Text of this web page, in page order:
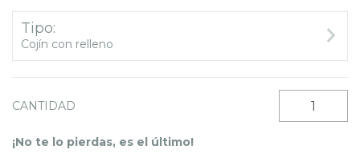
Tipo:
Cojín con relleno
CANTIDAD
¡No te lo pierdas, es el último!